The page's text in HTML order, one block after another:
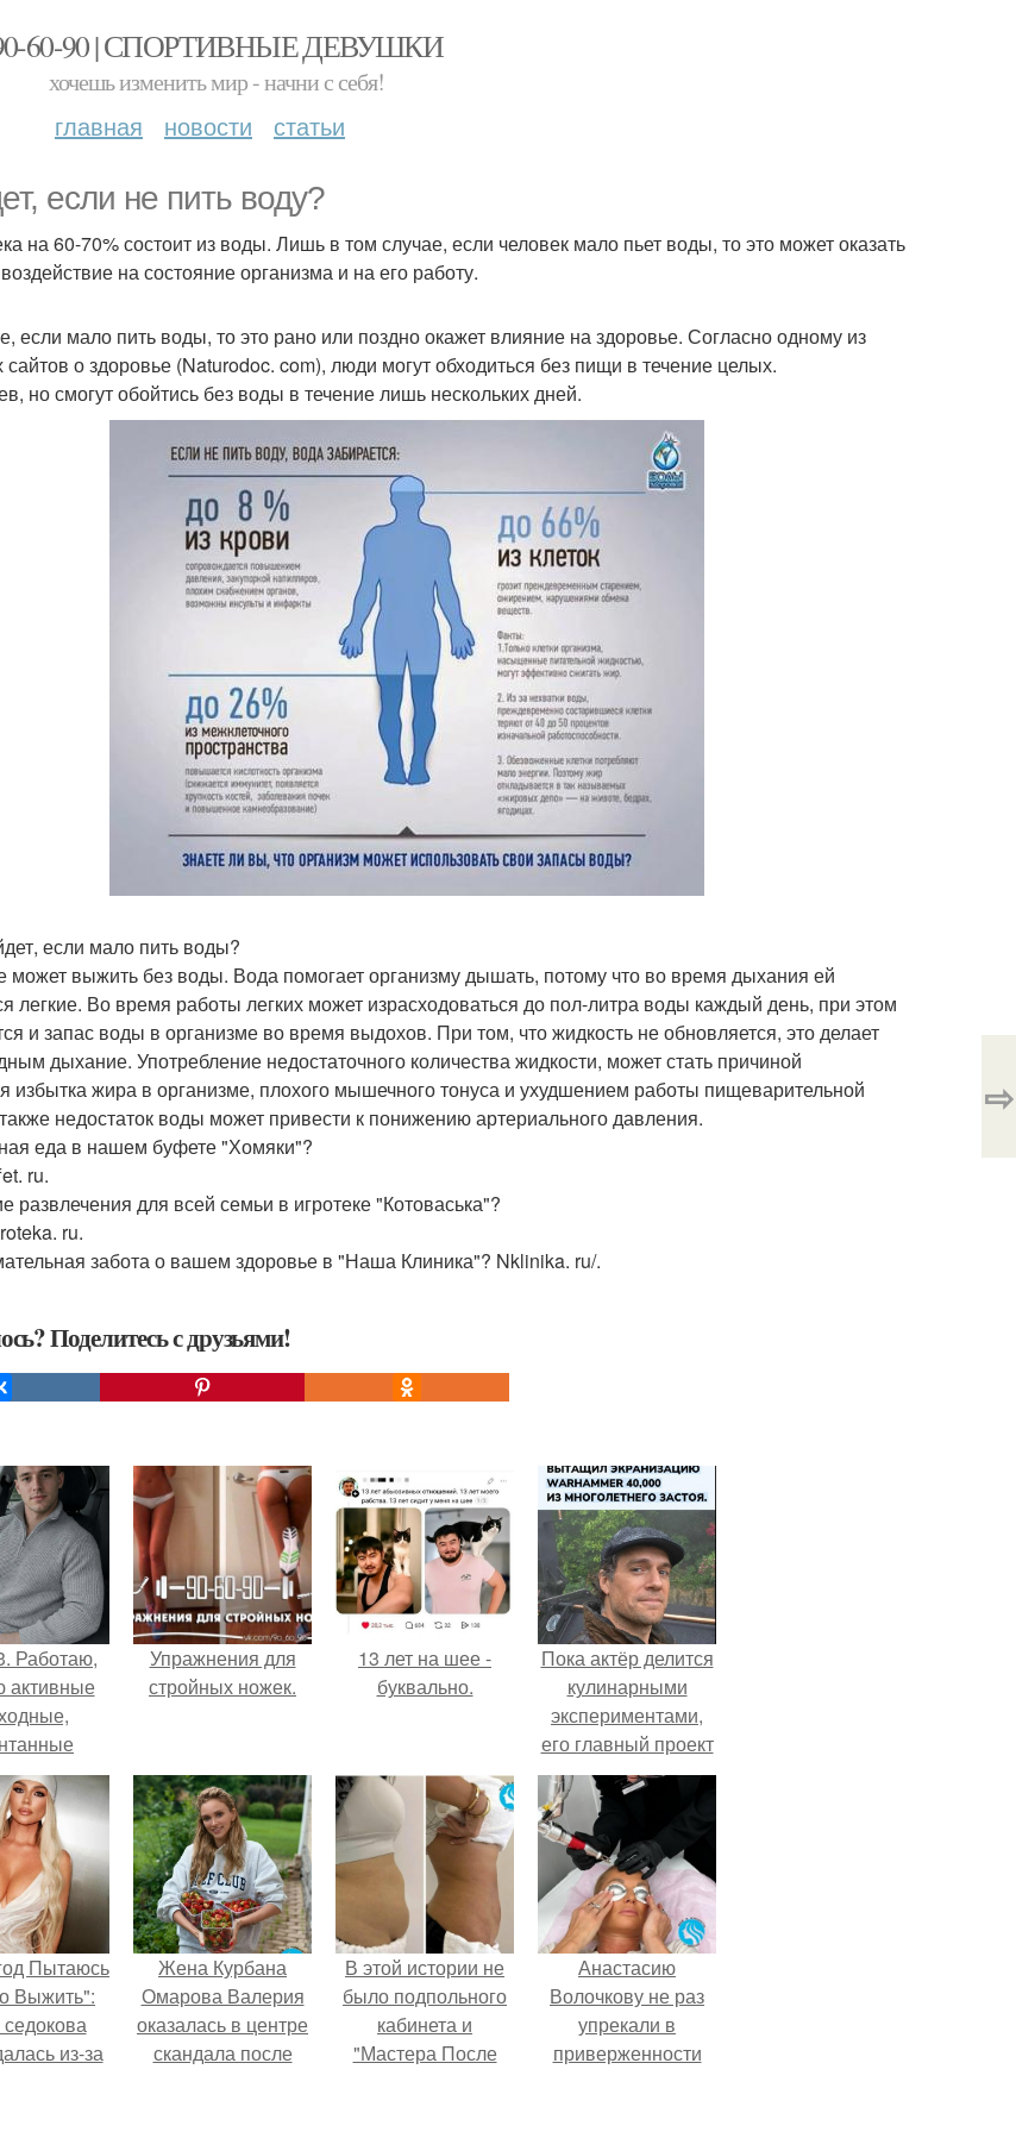
60-90 | СПОРТИВНЫЕ ДЕВУШКИ
хочешь изменить мир - начни с себя!
главная новости статьи
если не пить воду?
на 60-70% состоит из воды. Лишь в том случае, если человек мало пьет воды, то это может оказать
на состояние организма и на его работу.
если мало пить воды, то это рано или поздно окажет влияние на здоровье. Согласно одному из
о здоровье (Naturodoc. com), люди могут обходиться без пищи в течение целых.
но смогут обойтись без воды в течение лишь нескольких дней.
если мало пить воды?
может выжить без воды. Вода помогает организму дышать, потому что во время дыхания ей
легкие. Во время работы легких может израсходоваться до пол-литра воды каждый день, при этом
и запас воды в организме во время выдохов. При том, что жидкость не обновляется, это делает
дыхание. Употребление недостаточного количества жидкости, может стать причиной
избытка жира в организме, плохого мышечного тонуса и ухудшением работы пищеварительной
недостаток воды может привести к понижению артериального давления.
еда в нашем буфете "Хомяки"?
ru.
развлечения для всей семьи в игротеке "Котоваська"?
ru.
забота о вашем здоровье в "Наша Клиника"? Nklinika. ru/.
Поделитесь с друзьями!
⇨
Работаю,
активные
и вечера в
компании.
Упражнения для
стройных ножек.
13 лет на шее -
буквально.
Пока актёр делится
кулинарными
экспериментами,
его главный проект
сделал серьёзный
шаг вперёд.
Пытаюсь
Выжить":
из-за
Жена Курбана
Омарова Валерия
оказалась в центре
скандала после
В этой истории не
было подпольного
кабинета и
"Мастера После
Анастасию
Волочкову не раз
упрекали в
приверженности